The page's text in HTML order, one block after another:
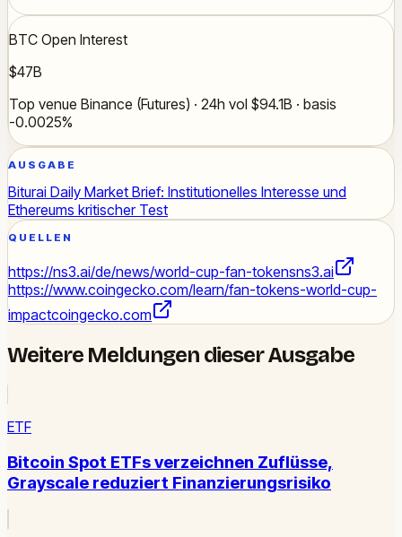
BTC Open Interest
$47B
Top venue Binance (Futures) · 24h vol $94.1B · basis
-0.0025%
AUSGABE
Biturai Daily Market Brief: Institutionelles Interesse und
Ethereums kritischer Test
QUELLEN
https://ns3.ai/de/news/world-cup-fan-tokensns3.ai
https://www.coingecko.com/learn/fan-tokens-world-cup-
impactcoingecko.com
Weitere Meldungen dieser Ausgabe
ETF
Bitcoin Spot ETFs verzeichnen Zuflüsse,
Grayscale reduziert Finanzierungsrisiko